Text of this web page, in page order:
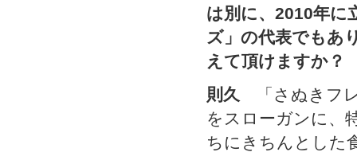
は別に、2010年に
ズ」の代表でもあ
えて頂けますか？
則久
「さぬきフ
をスローガンに、
ちにきちんとした